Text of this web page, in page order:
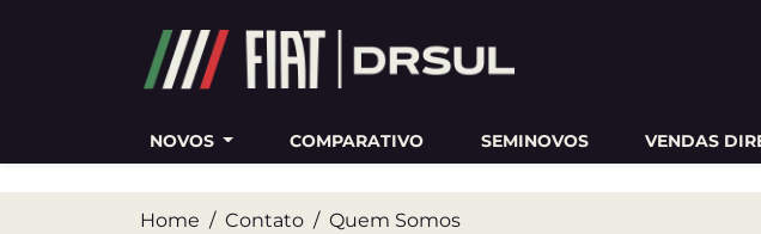
NOVOS COMPARATIVO SEMINOVOS VENDAS
Home Contato Quem Somos